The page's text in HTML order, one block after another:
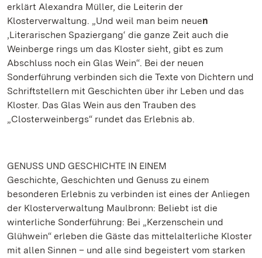
erklärt Alexandra Müller, die Leiterin der
Klosterverwaltung. „Und weil man beim neuen
‚Literarischen Spaziergang‘ die ganze Zeit auch die
Weinberge rings um das Kloster sieht, gibt es zum
Abschluss noch ein Glas Wein“. Bei der neuen
Sonderführung verbinden sich die Texte von Dichtern und
Schriftstellern mit Geschichten über ihr Leben und das
Kloster. Das Glas Wein aus den Trauben des
„Closterweinbergs“ rundet das Erlebnis ab.
GENUSS UND GESCHICHTE IN EINEM
Geschichte, Geschichten und Genuss zu einem
besonderen Erlebnis zu verbinden ist eines der Anliegen
der Klosterverwaltung Maulbronn: Beliebt ist die
winterliche Sonderführung: Bei „Kerzenschein und
Glühwein“ erleben die Gäste das mittelalterliche Kloster
mit allen Sinnen – und alle sind begeistert vom starken